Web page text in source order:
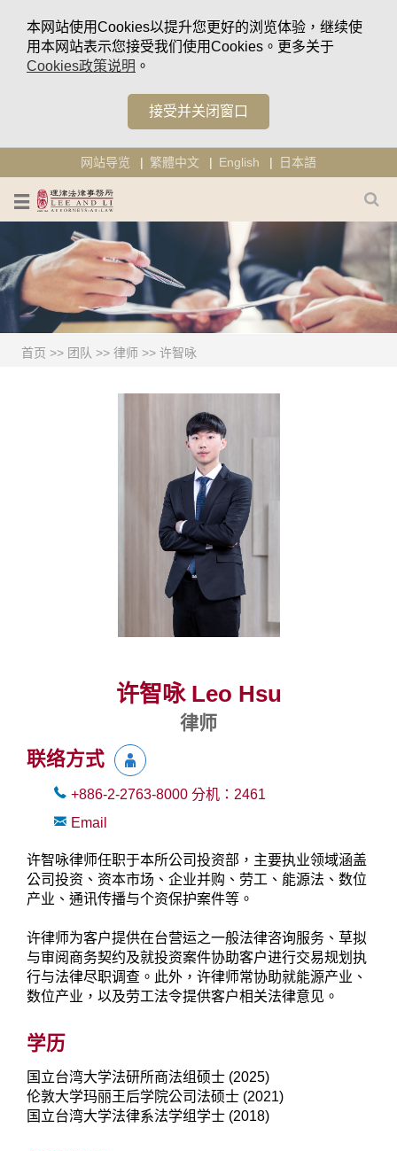
本网站使用Cookies以提升您更好的浏览体验，继续使
用本网站表示您接受我们使用Cookies。更多关于
Cookies政策说明 。
接受并关闭窗口
网站导览 繁體中文 English 日本語
首页 >> 团队 >> 律师 >> 许智咏
许智咏 Leo Hsu
律师
联络方式
+886-2-2763-8000 分机： 2461
Email
许智咏律师任职于本所公司投资部，主要执业领域涵盖
公司投资、资本市场、企业并购、劳工、能源法、数位
产业、通讯传播与个资保护案件等。
许律师为客户提供在台营运之一般法律咨询服务、草拟
与审阅商务契约及就投资案件协助客户进行交易规划执
行与法律尽职调查。此外，许律师常协助就能源产业、
数位产业，以及劳工法令提供客户相关法律意见。
学历
国立台湾大学法研所商法组硕士 (2025)
伦敦大学玛丽王后学院公司法硕士 (2021)
国立台湾大学法律系法学组学士 (2018)